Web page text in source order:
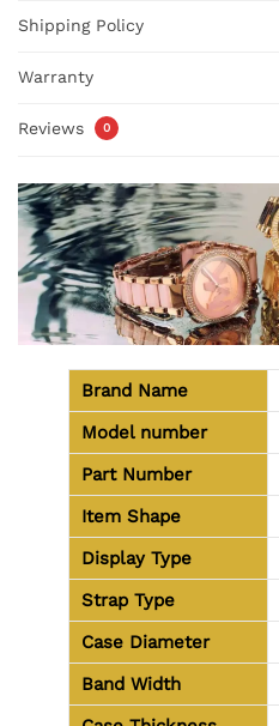
Shipping Policy
Warranty
Reviews 0
Brand Name
Model number
Part Number
Item Shape
Display Type
Strap Type
Case Diameter
Band Width